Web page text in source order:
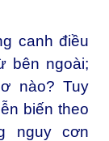
canh điều
bên ngoài;
nào? Tuy
biến theo
nguy cơn